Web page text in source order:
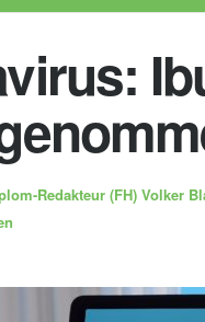
Redakteur (FH) Volker